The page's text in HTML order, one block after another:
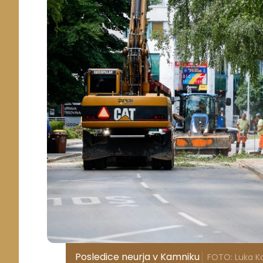
Posledice neurja v Kamniku FOTO: Luka